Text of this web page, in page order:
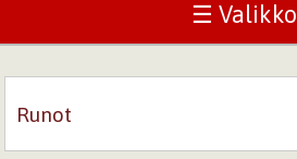
☰ Valikko
Runot